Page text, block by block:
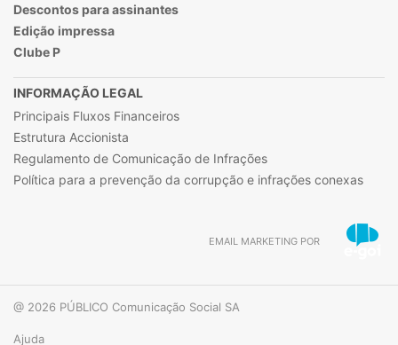
Descontos para assinantes
Edição impressa
Clube P
INFORMAÇÃO LEGAL
Principais Fluxos Financeiros
Estrutura Accionista
Regulamento de Comunicação de Infrações
Política para a prevenção da corrupção e infrações conexas
EMAIL MARKETING POR
@ 2026 PÚBLICO Comunicação Social SA
Ajuda